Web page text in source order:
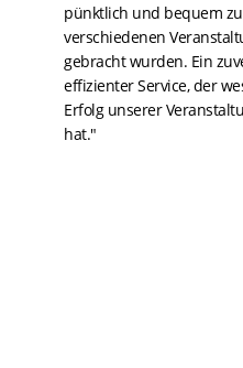
pünktlich und bequem
verschiedenen
gebracht wurden. Ein
effizienter Service, der
Erfolg unserer
hat."